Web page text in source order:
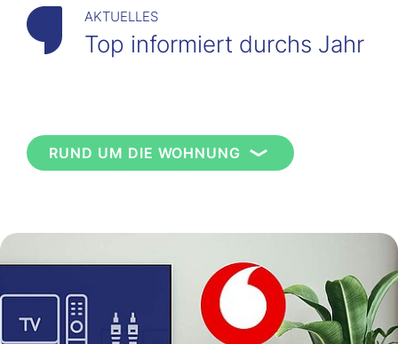
AKTUELLES
Top informiert durchs Jahr
RUND UM DIE WOHNUNG